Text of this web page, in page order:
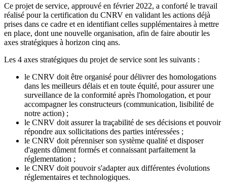
Ce projet de service, approuvé en février 2022, a conforté le travail
réalisé pour la certification du CNRV en validant les actions déjà
prises dans ce cadre et en identifiant celles supplémentaires à mettre
en place, dont une nouvelle organisation, afin de faire aboutir les
axes stratégiques à horizon cinq ans.
Les 4 axes stratégiques du projet de service sont les suivants :
le CNRV doit être organisé pour délivrer des homologations
dans les meilleurs délais et en toute équité, pour assurer une
surveillance de la conformité après l'homologation, et pour
accompagner les constructeurs (communication, lisibilité de
notre action) ;
le CNRV doit assurer la traçabilité de ses décisions et pouvoir
répondre aux sollicitations des parties intéressées ;
le CNRV doit pérenniser son système qualité et disposer
d'agents dûment formés et connaissant parfaitement la
réglementation ;
le CNRV doit pouvoir s'adapter aux différentes évolutions
réglementaires et technologiques.